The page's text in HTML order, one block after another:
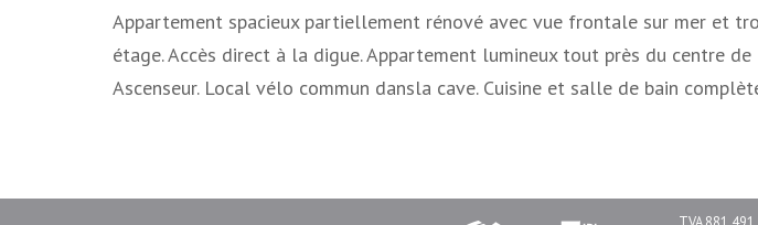
Appartement spacieux partiellement rénové avec vue frontale sur mer et
étage. Accès direct à la digue. Appartement lumineux tout près du centre de
Ascenseur. Local vélo commun dansla cave. Cuisine et salle de bain